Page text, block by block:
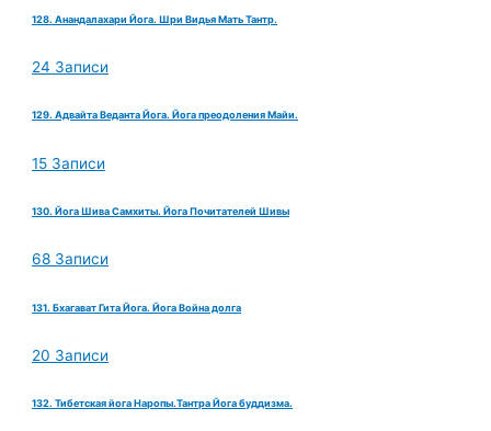
128. Анандалахари Йога. Шри Видья Мать Тантр.
24 Записи
129. Адвайта Веданта Йога. Йога преодоления Майи.
15 Записи
130. Йога Шива Самхиты. Йога Почитателей Шивы
68 Записи
131. Бхагават Гита Йога. Йога Война долга
20 Записи
132. Тибетская йога Наропы.Тантра Йога буддизма.